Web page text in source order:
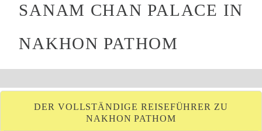
SANAM CHAN PALACE IN
NAKHON PATHOM
DER VOLLSTÄNDIGE REISEFÜHRER ZU
NAKHON PATHOM